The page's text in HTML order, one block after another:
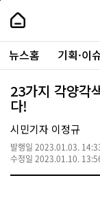
본
로
가
내
손
안
에
서
울
-
서
울
시
대
표
소
통
포
주
요
서
뉴스홈 기획·이
23가지 각양각
다!
시민기자 이정규
발행일 2023.01.03.
수정일 2023.01.10.
페
상
단
로